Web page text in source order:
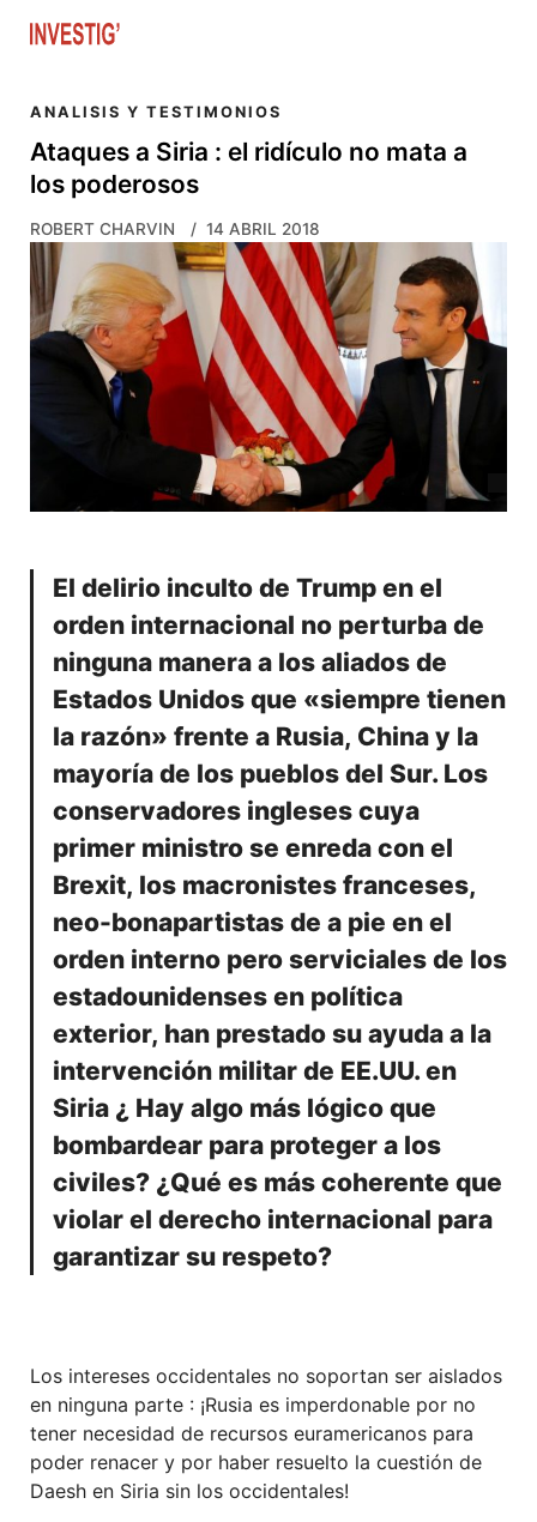
Ataques a Siria : el ridículo no mata a
los poderosos
ROBERT CHARVIN 14 ABRIL 2018
El delirio inculto de Trump en el
orden internacional no perturba de
ninguna manera a los aliados de
Estados Unidos que «siempre tienen
la razón» frente a Rusia, China y la
mayoría de los pueblos del Sur. Los
conservadores ingleses cuya
primer ministro se enreda con el
Brexit, los macronistes franceses,
neo-bonapartistas de a pie en el
orden interno pero serviciales de los
estadounidenses en política
exterior, han prestado su ayuda a la
intervención militar de EE.UU. en
Siria ¿ Hay algo más lógico que
bombardear para proteger a los
civiles? ¿Qué es más coherente que
violar el derecho internacional para
garantizar su respeto?
Los intereses occidentales no soportan ser aislados
en ninguna parte : ¡Rusia es imperdonable por no
tener necesidad de recursos euramericanos para
poder renacer y por haber resuelto la cuestión de
Daesh en Siria sin los occidentales!
ANALISIS Y TESTIMONIOS